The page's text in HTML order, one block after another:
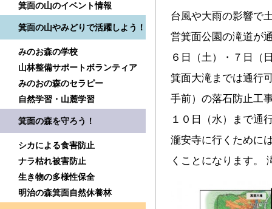
箕面の山のイベント情報
箕面の山やみどりで活躍しよう！
みのお森の学校
山林整備サポートボランティア
みのおの森のセラピー
自然学習・山麓学習
箕面の森を守ろう！
シカによる食害防止
ナラ枯れ被害防止
生き物の多様性保全
明治の森箕面自然休養林
台風や大雨の影響で
営箕面公園の滝道が
６日（土）・７日（
箕面大滝までは通行
手前）の落石防止工
１０日（水）まで通
瀧安寺に行くために
くことになります。